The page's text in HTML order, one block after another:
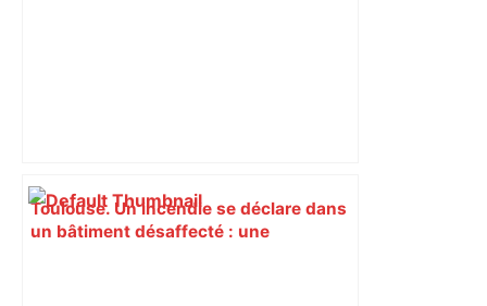
Toulouse. Un incendie se déclare dans
un bâtiment désaffecté : une